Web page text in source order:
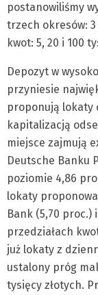
postanowiliśmy
trzech okresów:
kwot: 5, 20 i 100
Depozyt w
przyniesie
proponują lokaty
kapitalizacją
miejsce zajmują
Deutsche Banku
poziomie 4,86
lokaty
Bank (5,70 proc.)
przedziałach
już lokaty z
ustalony próg
tysięcy złotych.